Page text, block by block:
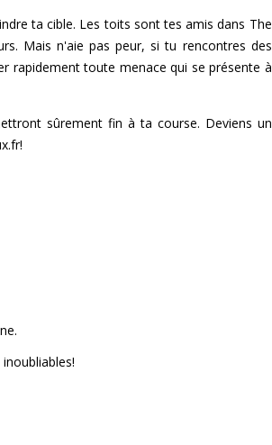
ta cible. Les toits sont tes amis dans The
Mais n'aie pas peur, si tu rencontres des
rapidement toute menace qui se présente à
sûrement fin à ta course. Deviens un